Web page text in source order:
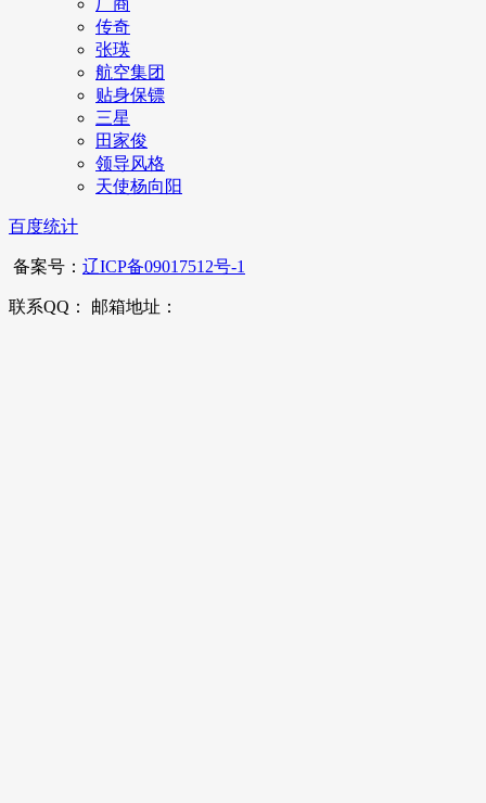
厂商
传奇
张瑛
航空集团
贴身保镖
三星
田家俊
领导风格
天使杨向阳
百度统计
备案号： 辽ICP备09017512号-1
联系QQ： 邮箱地址：